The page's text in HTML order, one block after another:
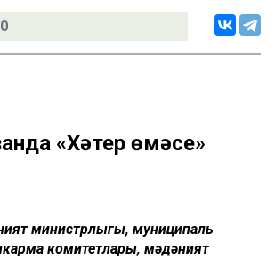
«Хәтер өмәсе»
министрлыгы, муниципаль
комитетлары, мәдәният